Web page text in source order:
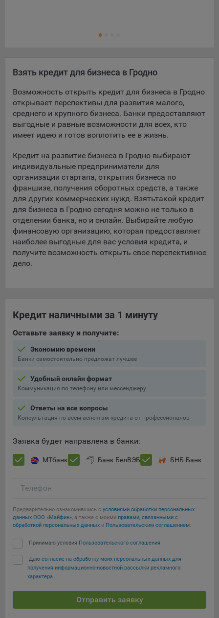
Взять кредит для бизнеса в Гродно
Возможность открыть кредит для бизнеса в Гродно
открывает перспективы для развития малого,
среднего и крупного бизнеса. Банки предоставляют
выгодные и равные возможности для всех, кто
имеет идею и готов воплотить ее в жизнь.
Кредит на развитие бизнеса в Гродно выбирают
индивидуальные предприниматели для
организации стартапа, открытия бизнеса по
франшизе, получения оборотных средств, а также
для других коммерческих нужд. Взятьтакой кредит
для бизнеса в Гродно сегодня можно не только в
отделении банка, но и онлайн. Выбирайте любую
финансовую организацию, которая предоставляет
наиболее выгодные для вас условия кредита, и
получите возможность открыть свое перспективное
дело.
Кредит наличными за 1 минуту
Оставьте заявку и получите:
Экономию времени
Банки самостоятельно предложат лучшее
Удобный онлайн формат
Коммуникация по телефону или мессенджеру
Ответы на все вопросы
Консультация по всем аспектам кредита от профессионалов
Заявка будет направлена в банки:
МТбанк Банк БелВЭБ БНБ-Банк
Телефон
Предварительно ознакомившись с условиями обработки персональных
данных ООО «Майфин», а также с моими правами, связанными с
обработкой персональных данных и Пользовательским соглашением:
Принимаю условия Пользовательского соглашения
Даю согласие на обработку моих персональных данных для
получения информационно-новостной рассылки рекламного
характера
Отправить заявку